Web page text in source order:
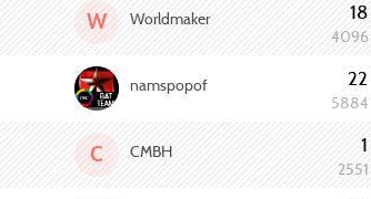
W Worldmaker 18
4096
namspopof 22
5884
C CMBH 1
2551